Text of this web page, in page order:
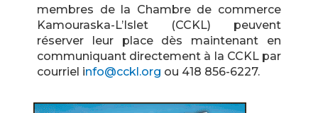
membres de la Chambre de commerce
Kamouraska-L’Islet (CCKL) peuvent
réserver leur place dès maintenant en
communiquant directement à la CCKL par
courriel info@cckl.org ou 418 856-6227.